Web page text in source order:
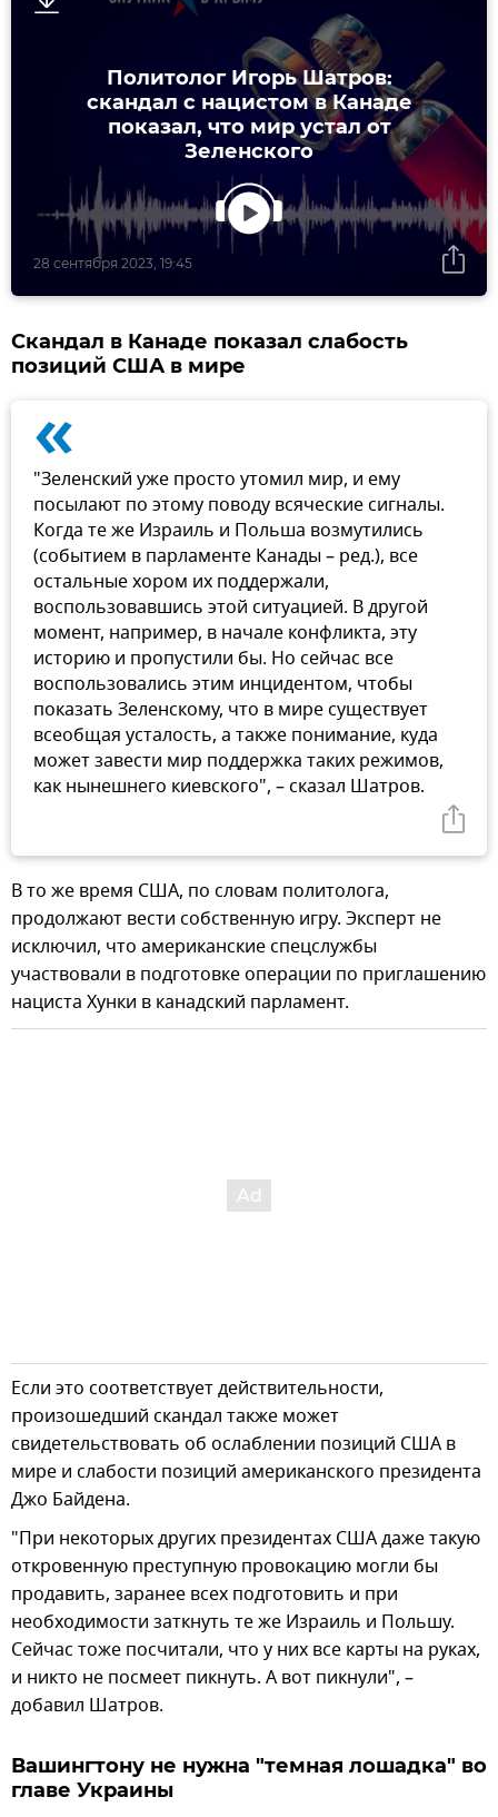
Политолог Игорь Шатров:
скандал с нацистом в Канаде
показал, что мир устал от
Зеленского
28 сентября 2023, 19:45
Скандал в Канаде показал слабость
позиций США в мире
«
"Зеленский уже просто утомил мир, и ему
посылают по этому поводу всяческие сигналы.
Когда те же Израиль и Польша возмутились
(событием в парламенте Канады – ред.), все
остальные хором их поддержали,
воспользовавшись этой ситуацией. В другой
момент, например, в начале конфликта, эту
историю и пропустили бы. Но сейчас все
воспользовались этим инцидентом, чтобы
показать Зеленскому, что в мире существует
всеобщая усталость, а также понимание, куда
может завести мир поддержка таких режимов,
как нынешнего киевского", – сказал Шатров.
В то же время США, по словам политолога,
продолжают вести собственную игру. Эксперт не
исключил, что американские спецслужбы
участвовали в подготовке операции по приглашению
нациста Хунки в канадский парламент.
Если это соответствует действительности,
произошедший скандал также может
свидетельствовать об ослаблении позиций США в
мире и слабости позиций американского президента
Джо Байдена.
"При некоторых других президентах США даже такую
откровенную преступную провокацию могли бы
продавить, заранее всех подготовить и при
необходимости заткнуть те же Израиль и Польшу.
Сейчас тоже посчитали, что у них все карты на руках,
и никто не посмеет пикнуть. А вот пикнули", –
добавил Шатров.
Вашингтону не нужна "темная лошадка" во
главе Украины